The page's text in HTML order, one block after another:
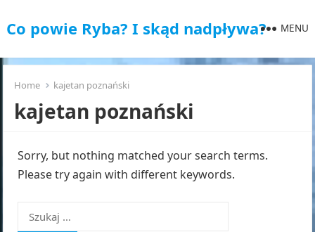
Co powie Ryba? I skąd nadpływa? MENU
Home kajetan poznański
kajetan poznański
Sorry, but nothing matched your search terms.
Please try again with different keywords.
Szukaj: